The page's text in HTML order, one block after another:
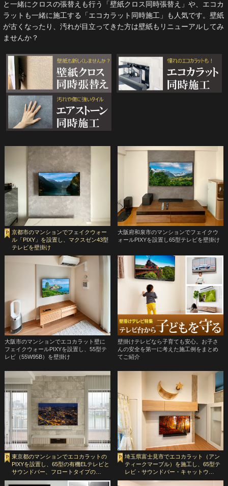
と一緒にクロスの張替えも行う「壁紙クロス同時張替え」や、エコカ
ラットも一緒に施工する「エコカラット同時施工」も人気です。壁紙
が古くなったり、汚れが目立ってきた方は壁紙もリニューアルしてみ
ませんか？
京都市のマンションでフェイクウォー
ル「PIXY」を設置し、マクスゼン43型
テレビを壁掛け
大阪府和泉市のマンションでフェイクウ
ォールPIXYを設置し65型テレビを壁掛け
大阪市のマンションでエコカラット壁に
フェイクウォールPIXYを設置し、55型テ
レビ（55W95B）を壁掛け
壁掛けテレビなら子育ても安心。お子さ
んの安全を第一に考えた施工例をまとめ
てご紹介
東京都のマンションでエコカラットの
PIXYを設置し、65型の有機ELテレビと
サウンドバー、フロートタイプの…
埼玉県富士見市でエコカラット（アン
ティークマーブル）を施工し、65型テ
レビ・サウンドバー・キャットウ…